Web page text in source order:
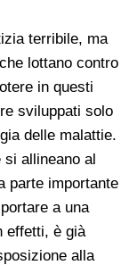
terribile, ma
lottano contro
in questi
sviluppati solo
delle malattie.
allineano al
parte importante
a una
effetti, è già
alla